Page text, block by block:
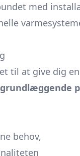
med
til at give dig
grundlæggende
behov,